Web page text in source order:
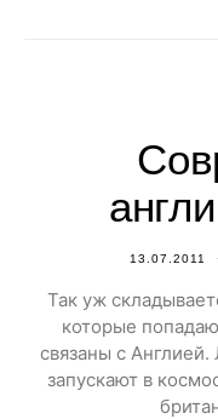
13.07.2011
Так уж
которые
связаны с
запускают в